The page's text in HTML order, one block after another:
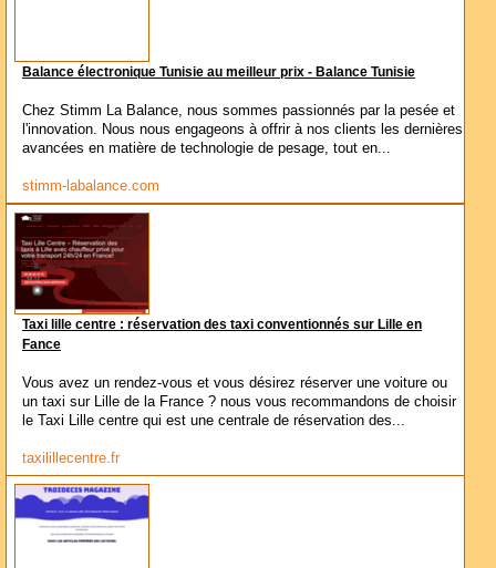
Balance électronique Tunisie au meilleur prix - Balance Tunisie
Chez Stimm La Balance, nous sommes passionnés par la pesée et
l'innovation. Nous nous engageons à offrir à nos clients les dernières
avancées en matière de technologie de pesage, tout en...
stimm-labalance.com
Taxi lille centre : réservation des taxi conventionnés sur Lille en
Fance
Vous avez un rendez-vous et vous désirez réserver une voiture ou
un taxi sur Lille de la France ? nous vous recommandons de choisir
le Taxi Lille centre qui est une centrale de réservation des...
taxilillecentre.fr